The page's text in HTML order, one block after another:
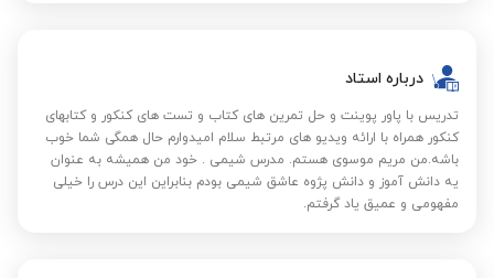
درباره استاد
تدریس با پاور پوینت و حل تمرین های کتاب و تست های کنکور و کتابهای
کنکور همراه با ارائه ویدیو های مرتبط سلام امیدوارم حال همگی شما خوب
باشه.من مریم موسوی هستم. مدرس شیمی . خود من همیشه به عنوان
یه دانش آموز و دانش پژوه عاشق شیمی بودم بنابراین این درس را خیلی
مفهومی و عمیق یاد گرفتم.